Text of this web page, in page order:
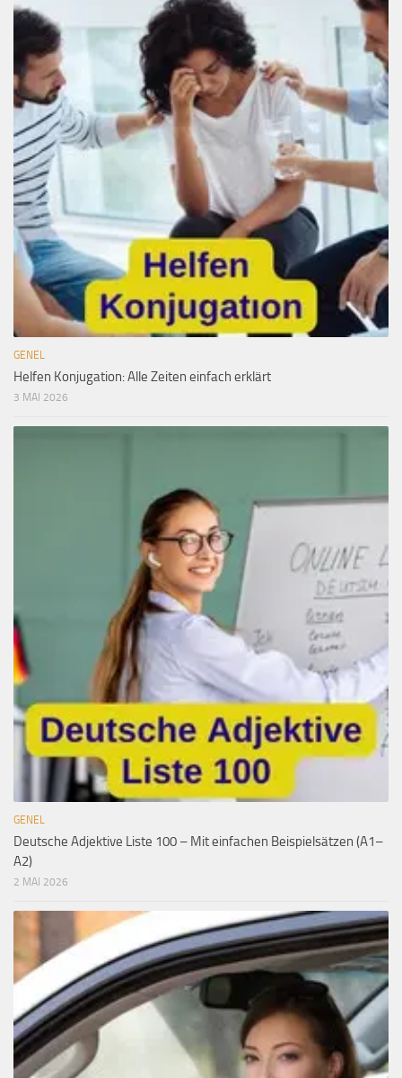
GENEL
Helfen Konjugation: Alle Zeiten einfach erklärt
3 MAI 2026
GENEL
Deutsche Adjektive Liste 100 – Mit einfachen Beispielsätzen (A1–
A2)
2 MAI 2026